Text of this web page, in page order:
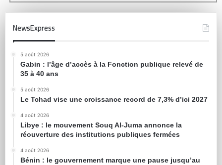
NewsExpress
5 août 2026
Gabin : l’âge d’accès à la Fonction publique relevé de
35 à 40 ans
5 août 2026
Le Tchad vise une croissance record de 7,3% d’ici 2027
4 août 2026
Libye : le mouvement Souq Al-Juma annonce la
réouverture des institutions publiques fermées
4 août 2026
Bénin : le gouvernement marque une pause jusqu’au